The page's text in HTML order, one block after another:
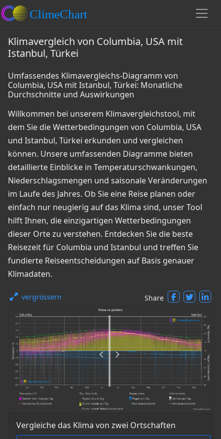
Klimavergleich von Columbia, USA mit
Istanbul, Türkei
Umfassendes Klimavergleichs-Diagramm von
Columbia, USA mit Istanbul, Türkei: Monatliche
Durchschnitte und Auswirkungen
Willkommen bei unserem Klimavergleichstool, mit
dem Sie die Wetterbedingungen von Columbia, USA
und Istanbul, Türkei erkunden und vergleichen
können. Unsere umfassenden Diagramme bieten
detaillierte Einblicke in Temperaturschwankungen,
Niederschlagsmengen und saisonale Veränderungen
im Laufe des Jahres. Ob Sie eine Reise planen oder
einfach nur neugierig auf das Klima sind, unser Tool
hilft Ihnen, die einzigartigen Wetterbedingungen
dieser Orte zu verstehen. Entdecken Sie die beste
Reisezeit für Columbia und Istanbul und treffen Sie
fundierte Reiseentscheidungen auf Basis genauer
Klimadaten.
vergrössern Share
Vergleiche das Klima von zwei Ortschaften